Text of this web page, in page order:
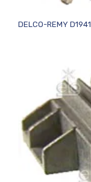
DELCO-REMY D1941